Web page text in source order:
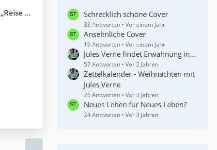
Tagen“ Schrecklich schöne Cover
33 Antworten Vor einem Jahr
Ansehnliche Cover
19 Antworten Vor einem Jahr
Jules Verne findet Erwähnung in...
57 Antworten Vor 2 Jahren
Zettelkalender - Weihnachten mit
Jules Verne
26 Antworten Vor 3 Jahren
Neues Leben für Neues Leben?
24 Antworten Vor 3 Jahren